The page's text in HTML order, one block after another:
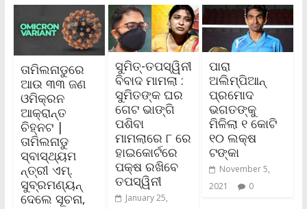
ତାମିଲନାଡୁରେ
ଆଉ ୩୩ ଜଣ
ଓମିକ୍ରନ
ଆକ୍ରାନ୍ତ
ଚିହ୍ନଟ |
ତାମିଲନାଡୁ
ସ୍ବାସ୍ଥ୍ୟମ
ନ୍ତ୍ରୀ ଏମ୍‌.
ସୁବ୍ରମଣ୍ୟନ୍
ଦେଲେ ସୂଚନା,
ସୁମିତ୍-ତପସ୍ୱିନୀ
ବିବାଦ ମାମଲା :
ସୁମିତଙ୍କ ଘର
ଗେଟ ଭାଙ୍ଗି
ପଶିବା
ମାମଲାରେ ୮ ରେ
ହାଇକୋର୍ଟରେ
ପକ୍ଷ ରଖିବେ
ତପସ୍ୱିନୀ
January 25,
ପାରା
ଅଲିମ୍ପିଆନ୍
ପ୍ରମୋଦ
ଭଗତଙ୍କୁ
ମିଳିଲା ୧ କୋଟି
୧୦ ଲକ୍ଷ
ଟଙ୍କା
November 5,
2021
0